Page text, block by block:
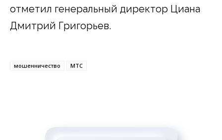
отметил генеральный директор Циана
Дмитрий Григорьев.
мошенничество МТС